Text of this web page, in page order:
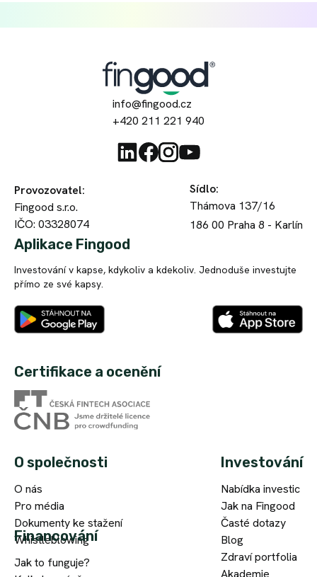
info@fingood.cz
+420 211 221 940
Provozovatel:
Fingood s.r.o.
IČO: 03328074
Sídlo:
Thámova 137/16
186 00 Praha 8 - Karlín
Aplikace Fingood
Investování v kapse, kdykoliv a kdekoliv. Jednoduše investujte
přímo ze své kapsy.
Certifikace a ocenění
O společnosti
O nás
Pro média
Dokumenty ke stažení
Whistleblowing
Investování
Nabídka investic
Jak na Fingood
Časté dotazy
Blog
Zdraví portfolia
Akademie
Financování
Jak to funguje?